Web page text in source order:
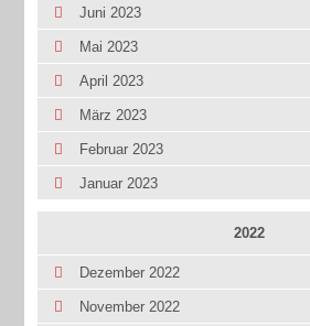
Juni 2023
Mai 2023
April 2023
März 2023
Februar 2023
Januar 2023
2022
Dezember 2022
November 2022